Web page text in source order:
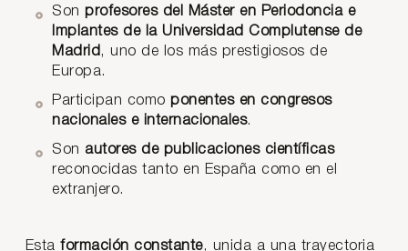
Son profesores del Máster en Periodoncia e
Implantes de la Universidad Complutense de
Madrid , uno de los más prestigiosos de
Europa.
Participan como ponentes en congresos
nacionales e internacionales.
Son autores de publicaciones científicas
reconocidas tanto en España como en el
extranjero.
Estaformación constante, unida a una trayectoria